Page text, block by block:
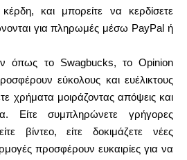
και μπορείτε να κερδίσετε
για πληρωμές μέσω PayPal ή
όπως το Swagbucks, το Opinion
εύκολους και ευέλικτους
χρήματα μοιράζοντας απόψεις και
Είτε συμπληρώνετε γρήγορες
βίντεο, είτε δοκιμάζετε νέες
προσφέρουν ευκαιρίες για να